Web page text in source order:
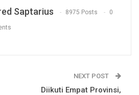
Saptarius 8975 Posts 0
NEXT POST
Diikuti Empat Provinsi,